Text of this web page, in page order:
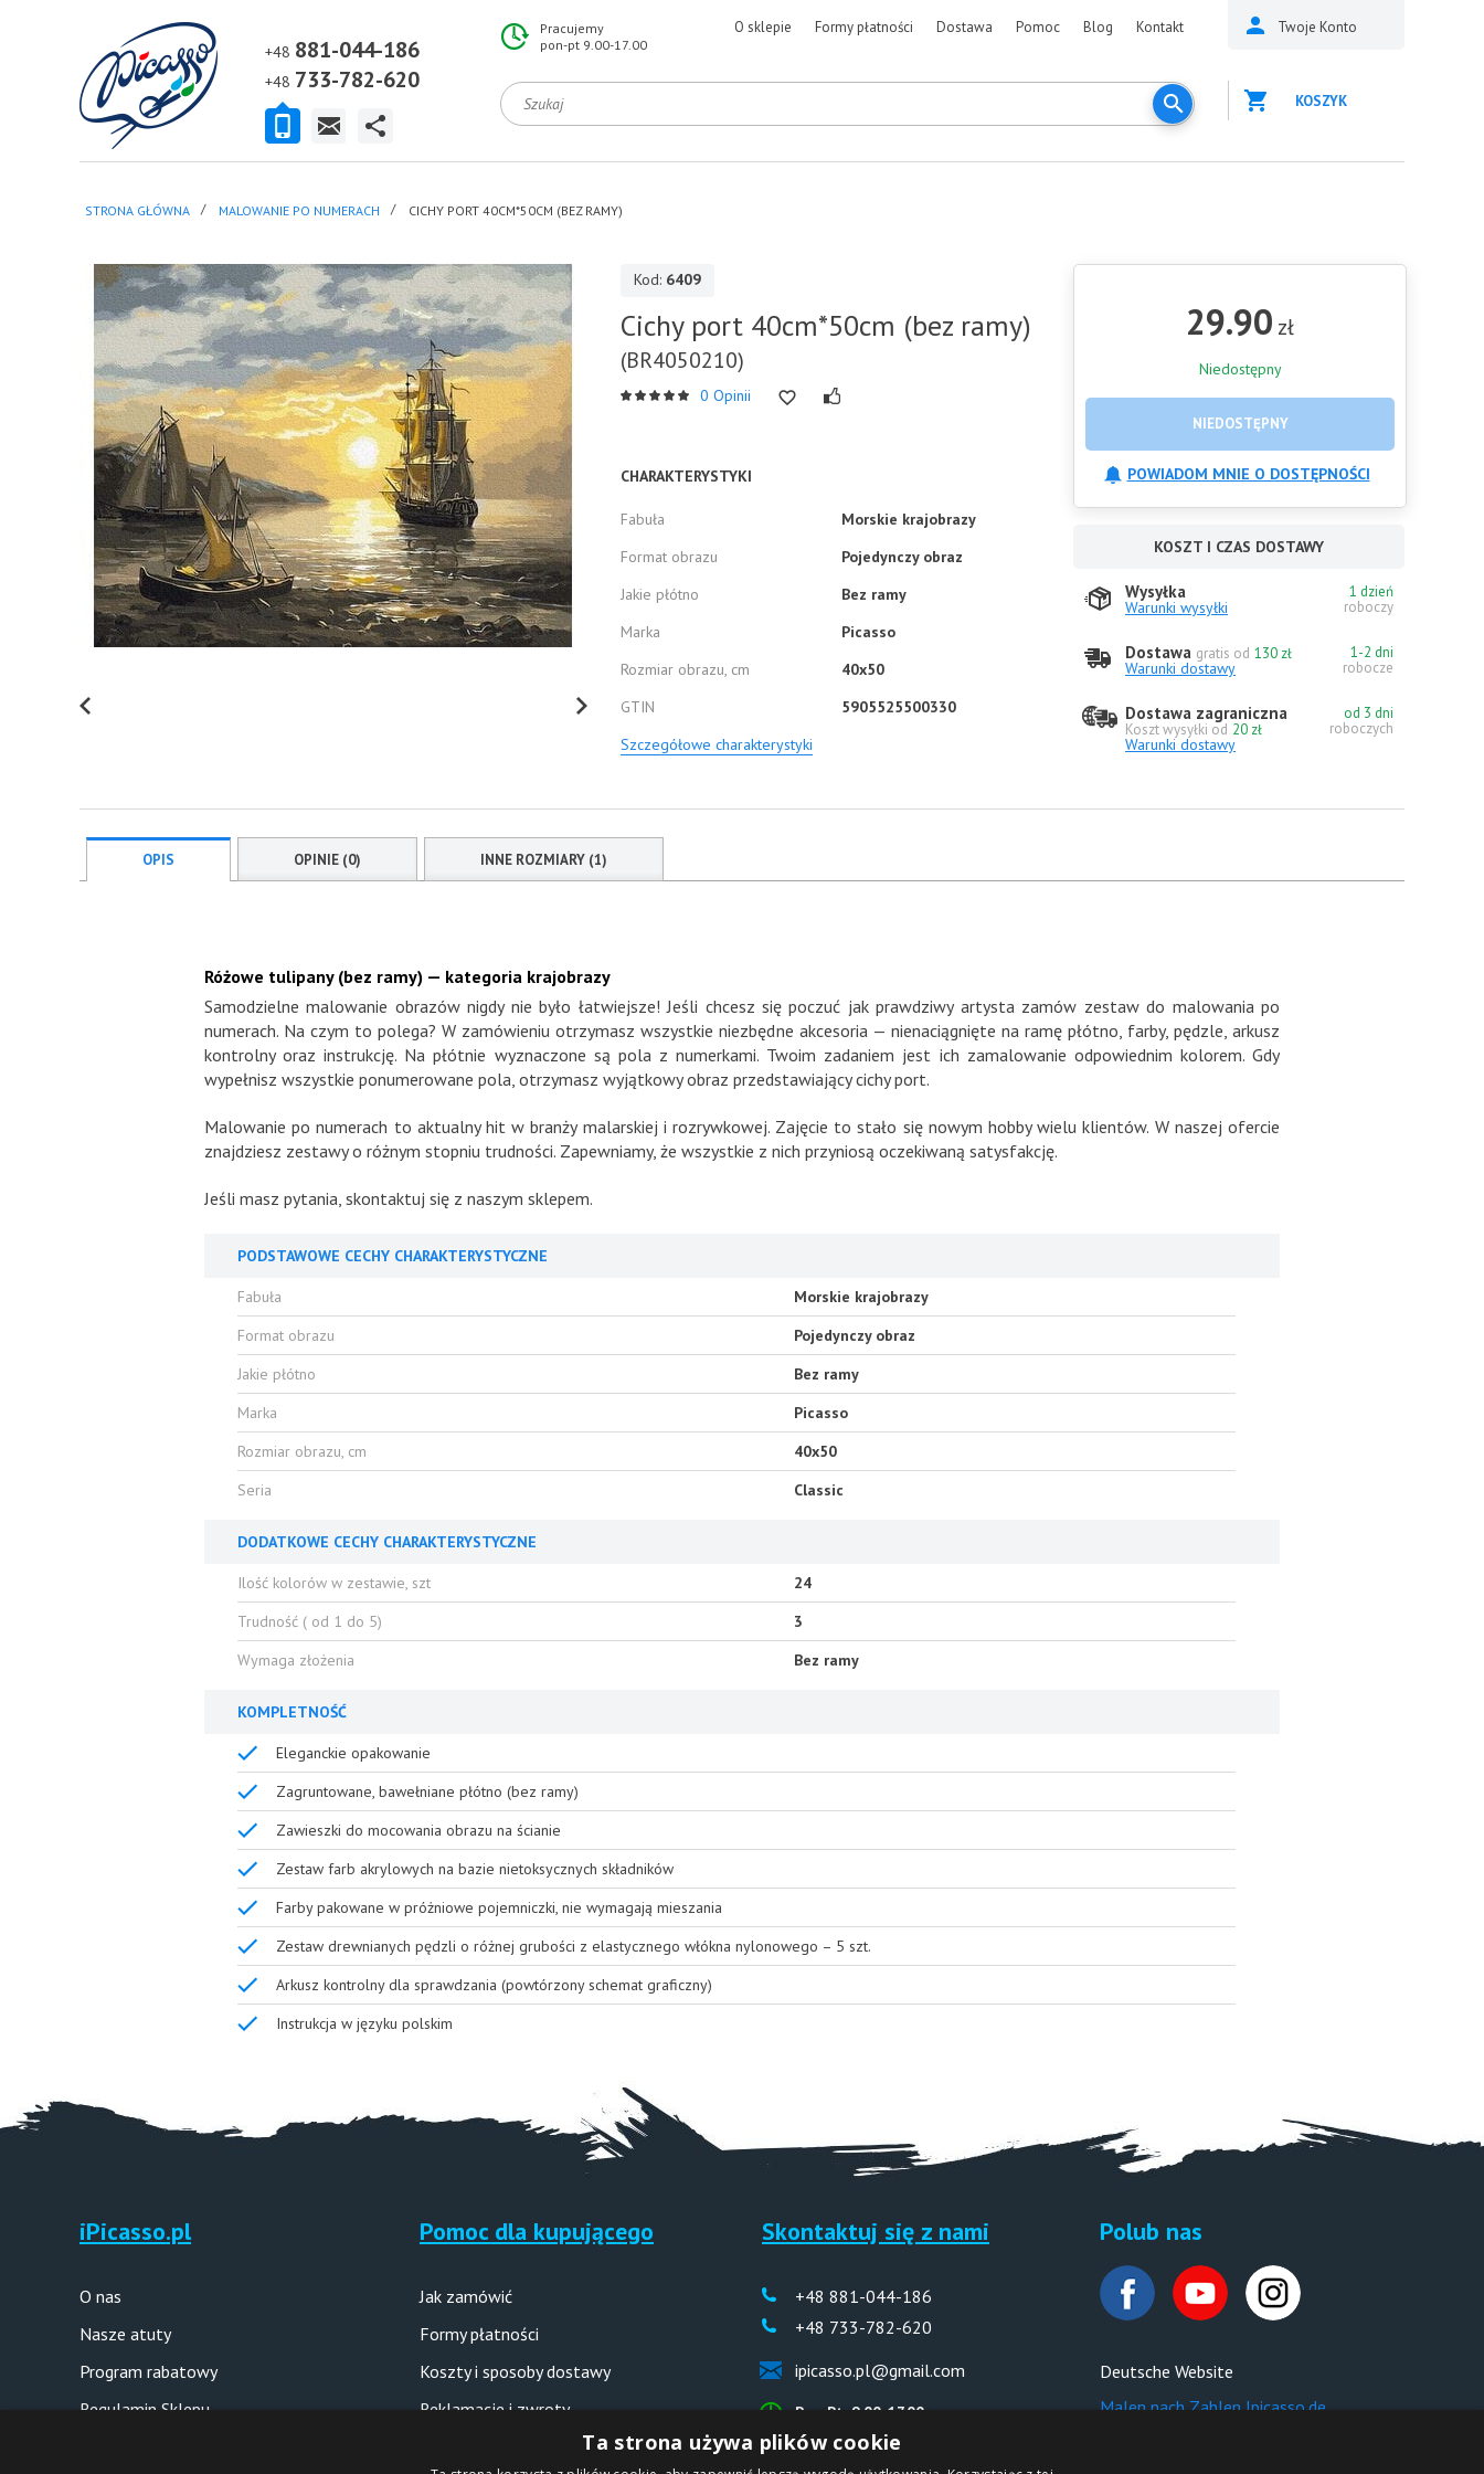
+48 881-044-186
+48 733-782-620
Pracujemy
pon-pt 9.00-17.00
O sklepie Formy płatności Dostawa Pomoc Blog Kontakt Twoje Konto
KOSZYK
STRONA GŁÓWNA MALOWANIE PO NUMERACH CICHY PORT 40CM*50CM (BEZ RAMY)
Kod: 6409
Cichy port 40cm*50cm (bez ramy)
(BR4050210)
0 Opinii
CHARAKTERYSTYKI
Fabuła
Morskie krajobrazy
Format obrazu
Pojedynczy obraz
Jakie płótno
Bez ramy
Marka
Picasso
Rozmiar obrazu, cm
40x50
GTIN
5905525500330
Szczegółowe charakterystyki
29.90 zł
Niedostępny
NIEDOSTĘPNY
POWIADOM MNIE O DOSTĘPNOŚCI
KOSZT I CZAS DOSTAWY
Wysyłka
Warunki wysyłki
1 dzień
roboczy
Dostawa gratis od 130 zł
Warunki dostawy
1-2 dni
robocze
Dostawa zagraniczna
Koszt wysyłki od 20 zł
Warunki dostawy
od 3 dni
roboczych
OPIS OPINIE (0) INNE ROZMIARY (1)
Różowe tulipany (bez ramy) — kategoria krajobrazy
Samodzielne malowanie obrazów nigdy nie było łatwiejsze! Jeśli chcesz się poczuć jak prawdziwy artysta zamów zestaw do malowania po
numerach. Na czym to polega? W zamówieniu otrzymasz wszystkie niezbędne akcesoria — nienaciągnięte na ramę płótno, farby, pędzle, arkusz
kontrolny oraz instrukcję. Na płótnie wyznaczone są pola z numerkami. Twoim zadaniem jest ich zamalowanie odpowiednim kolorem. Gdy
wypełnisz wszystkie ponumerowane pola, otrzymasz wyjątkowy obraz przedstawiający cichy port.
Malowanie po numerach to aktualny hit w branży malarskiej i rozrywkowej. Zajęcie to stało się nowym hobby wielu klientów. W naszej ofercie
znajdziesz zestawy o różnym stopniu trudności. Zapewniamy, że wszystkie z nich przyniosą oczekiwaną satysfakcję.
Jeśli masz pytania, skontaktuj się z naszym sklepem.
PODSTAWOWE CECHY CHARAKTERYSTYCZNE
Fabuła
Morskie krajobrazy
Format obrazu
Pojedynczy obraz
Jakie płótno
Bez ramy
Marka
Picasso
Rozmiar obrazu, cm
40x50
Seria
Classic
DODATKOWE CECHY CHARAKTERYSTYCZNE
Ilość kolorów w zestawie, szt
24
Trudność ( od 1 do 5)
3
Wymaga złożenia
Bez ramy
KOMPLETNOŚĆ
Eleganckie opakowanie
Zagruntowane, bawełniane płótno (bez ramy)
Zawieszki do mocowania obrazu na ścianie
Zestaw farb akrylowych na bazie nietoksycznych składników
Farby pakowane w próżniowe pojemniczki, nie wymagają mieszania
Zestaw drewnianych pędzli o różnej grubości z elastycznego włókna nylonowego – 5 szt.
Arkusz kontrolny dla sprawdzania (powtórzony schemat graficzny)
Instrukcja w języku polskim
iPicasso.pl
O nas
Nasze atuty
Program rabatowy
Regulamin Sklepu
Pomoc dla kupującego
Jak zamówić
Formy płatności
Koszty i sposoby dostawy
Reklamacje i zwroty
Pytania i odpowiedzi (FAQ)
Skontaktuj się z nami
+48 881-044-186
+48 733-782-620
ipicasso.pl@gmail.com
Pon-Pt: 9.00-17.00
Polub nas
Deutsche Website
Malen nach Zahlen Ipicasso.de
Ta strona używa plików cookie